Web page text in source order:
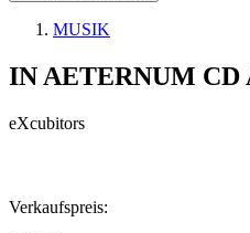
MUSIK
IN AETERNUM CD
eXcubitors
Verkaufspreis: